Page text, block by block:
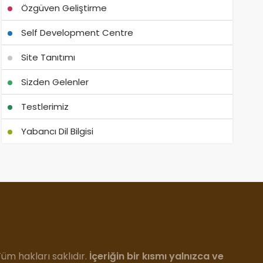
Özgüven Geliştirme
Self Development Centre
Site Tanıtımı
Sizden Gelenler
Testlerimiz
Yabancı Dil Bilgisi
hakları saklıdır. İçeriğin bir kısmı yalnızca ve